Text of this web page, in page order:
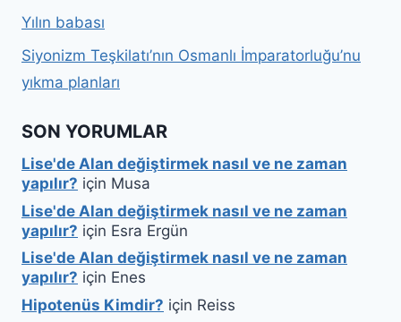
Yılın babası
Siyonizm Teşkilatı’nın Osmanlı İmparatorluğu’nu
yıkma planları
SON YORUMLAR
Lise'de Alan değiştirmek nasıl ve ne zaman
yapılır? için Musa
Lise'de Alan değiştirmek nasıl ve ne zaman
yapılır? için Esra Ergün
Lise'de Alan değiştirmek nasıl ve ne zaman
yapılır? için Enes
Hipotenüs Kimdir? için Reiss